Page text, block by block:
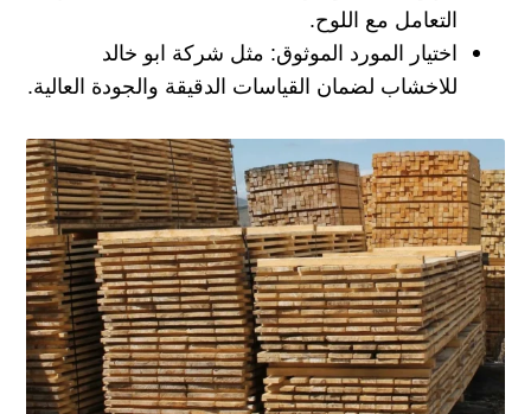
التعامل مع اللوح.
اختيار المورد الموثوق: مثل شركة ابو خالد
للاخشاب لضمان القياسات الدقيقة والجودة العالية.